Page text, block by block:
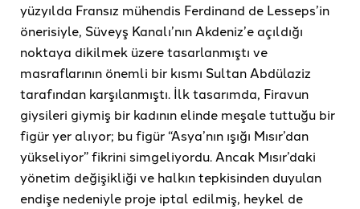
yüzyılda Fransız mühendis Ferdinand de Lesseps’in
önerisiyle, Süveyş Kanalı’nın Akdeniz’e açıldığı
noktaya dikilmek üzere tasarlanmıştı ve
masraflarının önemli bir kısmı Sultan Abdülaziz
tarafından karşılanmıştı. İlk tasarımda, Firavun
giysileri giymiş bir kadının elinde meşale tuttuğu bir
figür yer alıyor; bu figür “Asya’nın ışığı Mısır’dan
yükseliyor” fikrini simgeliyordu. Ancak Mısır’daki
yönetim değişikliği ve halkın tepkisinden duyulan
endişe nedeniyle proje iptal edilmiş, heykel de